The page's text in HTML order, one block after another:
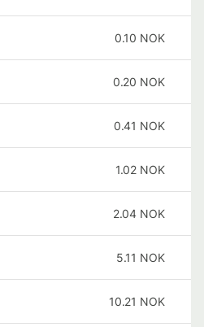
0.10 NOK
0.20 NOK
0.41 NOK
1.02 NOK
2.04 NOK
5.11 NOK
10.21 NOK